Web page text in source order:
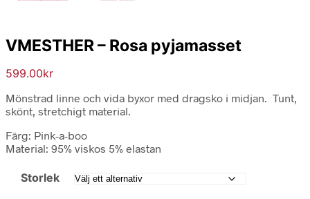
VMESTHER – Rosa pyjamasset
599.00kr
Mönstrad linne och vida byxor med dragsko i midjan. Tunt,
skönt, stretchigt material.
Färg: Pink-a-boo
Material: 95% viskos 5% elastan
Storlek